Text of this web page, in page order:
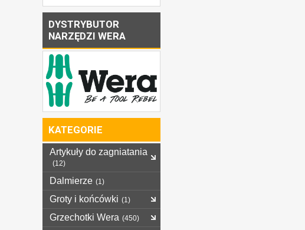
DYSTRYBUTOR
NARZĘDZI WERA
KATEGORIE
Artykuły do zagniatania
(12)
Dalmierze (1)
Groty i końcówki (1)
Grzechotki Wera (450)